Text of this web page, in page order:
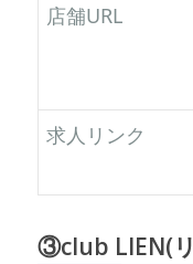
店舗URL
求人リンク
③club LIEN(